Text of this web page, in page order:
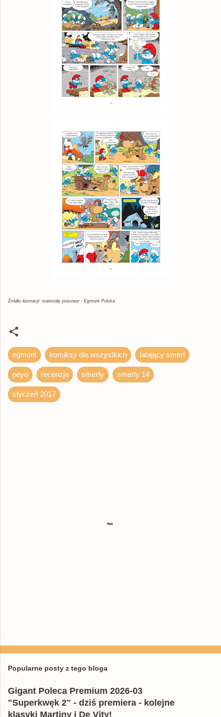
Źródło ilustracji: materiały prasowe - Egmont Polska
egmont komiksy dla wszystkich latający smerf
peyo recenzja smerfy smerfy 14
styczeń 2017
Popularne posty z tego bloga
Gigant Poleca Premium 2026-03
"Superkwęk 2" - dziś premiera - kolejne
klasyki Martiny i De Vity!